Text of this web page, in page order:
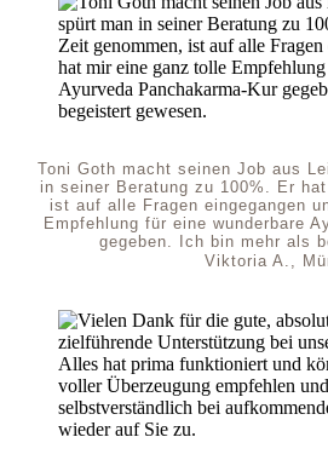
Toni Goth macht seinen Job aus
in seiner Beratung zu 100%. Er
ist auf alle Fragen eingegangen
Empfehlung für eine wunderbare
gegeben. Ich bin mehr als
Viktoria A.,